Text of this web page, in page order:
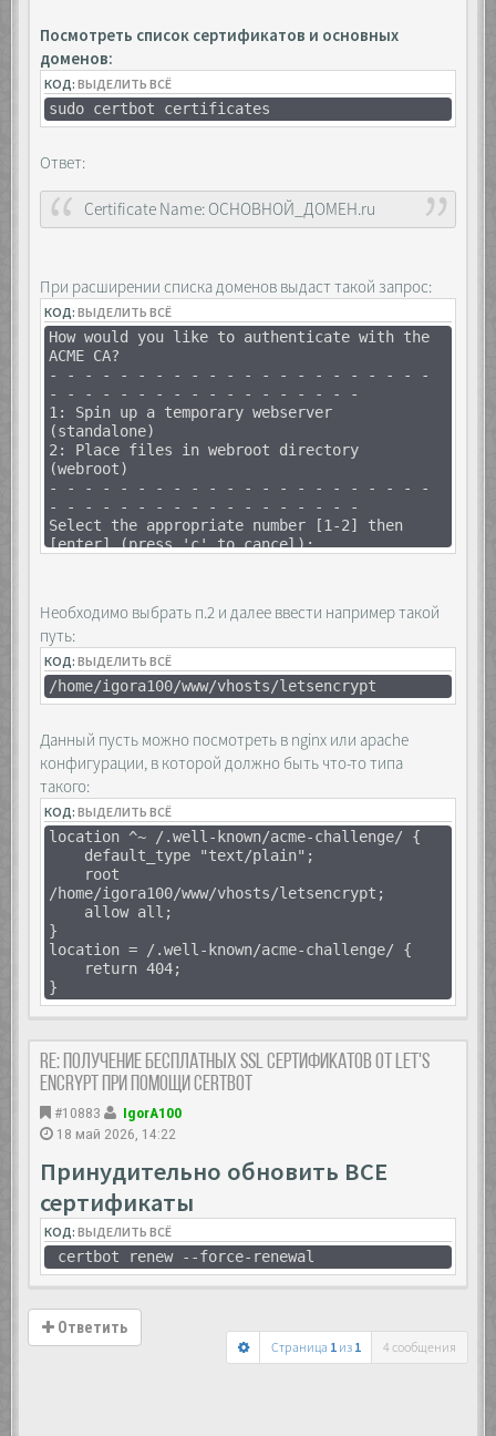
Посмотреть список сертификатов и основных
доменов:
КОД:ВЫДЕЛИТЬ ВСЁ
sudo certbot certificates
Ответ:
Certificate Name: ОСНОВНОЙ_ДОМЕН.ru
При расширении списка доменов выдаст такой запрос:
КОД:ВЫДЕЛИТЬ ВСЁ
How would you like to authenticate with the
ACME CA?
- - - - - - - - - - - - - - - - - - - - - -
- - - - - - - - - - - - - - - - - -
1: Spin up a temporary webserver
(standalone)
2: Place files in webroot directory
(webroot)
- - - - - - - - - - - - - - - - - - - - - -
- - - - - - - - - - - - - - - - - -
Select the appropriate number [1-2] then
[enter] (press 'c' to cancel):
Необходимо выбрать п.2 и далее ввести например такой
путь:
КОД:ВЫДЕЛИТЬ ВСЁ
/home/igora100/www/vhosts/letsencrypt
Данный пусть можно посмотреть в nginx или apache
конфигурации, в которой должно быть что-то типа
такого:
КОД:ВЫДЕЛИТЬ ВСЁ
location ^~ /.well-known/acme-challenge/ {
default_type "text/plain";
root
/home/igora100/www/vhosts/letsencrypt;
allow all;
}
location = /.well-known/acme-challenge/ {
return 404;
}
Re: Получение бесплатных SSL сертификатов от Let's
Encrypt при помощи Certbot
#10883
IgorA100
18 май 2026, 14:22
Принудительно обновить ВСЕ
сертификаты
КОД:ВЫДЕЛИТЬ ВСЁ
certbot renew --force-renewal
Ответить
Страница 1из 1 4 сообщения